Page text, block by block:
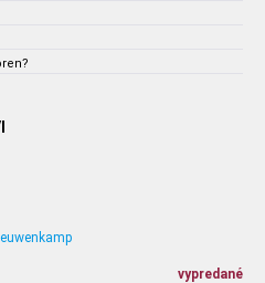
vypredané